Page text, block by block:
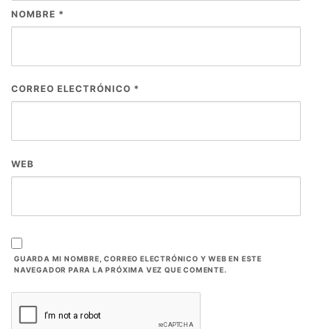
NOMBRE *
CORREO ELECTRÓNICO *
WEB
GUARDA MI NOMBRE, CORREO ELECTRÓNICO Y WEB EN ESTE
NAVEGADOR PARA LA PRÓXIMA VEZ QUE COMENTE.